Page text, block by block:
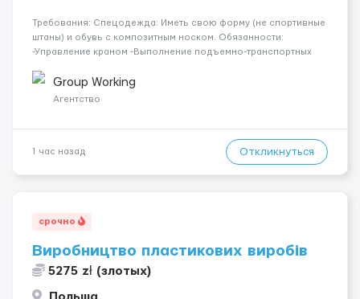
Требования: Спецодежда: Иметь свою форму (не спортивные
штаны) и обувь с композитным носком. Обязанности:
-Управление краном -Выполнение подъемно-транспортных
инструкций по безопасности. -Опыт управления различными
типами кранов (моб...
Group Working
Агентство
1 час назад Откликнуться
срочно
Виробництво пластикових виробів
5275 zł (злотых)